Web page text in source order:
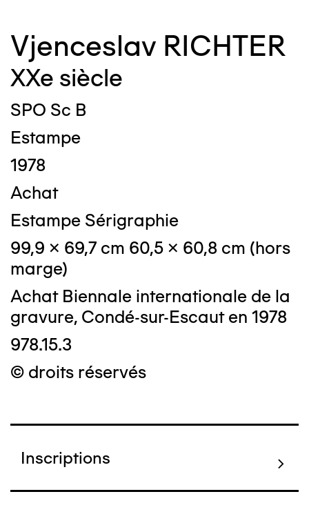
Vjenceslav RICHTER
XXe siècle
SPO Sc B
Estampe
1978
Achat
Estampe Sérigraphie
99,9 x 69,7 cm 60,5 x 60,8 cm (hors
marge)
Achat Biennale internationale de la
gravure, Condé-sur-Escaut en 1978
978.15.3
© droits réservés
Inscriptions